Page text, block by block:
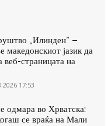
„Илинден“ –
македонскиот јазик да
веб-страницата на
17:53
одмара во Хрватска:
се враќа на Мали